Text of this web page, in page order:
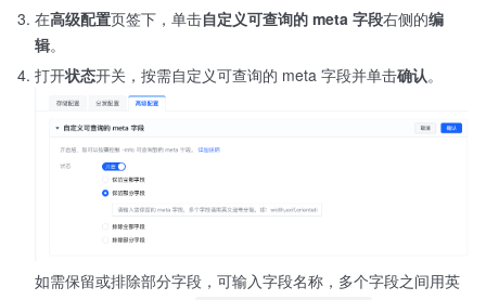
在高级配置页签下，单击自定义可查询的 meta 字段右侧的编
辑。
打开状态开关，按需自定义可查询的 meta 字段并单击确认。
如需保留或排除部分字段，可输入字段名称，多个字段之间用英